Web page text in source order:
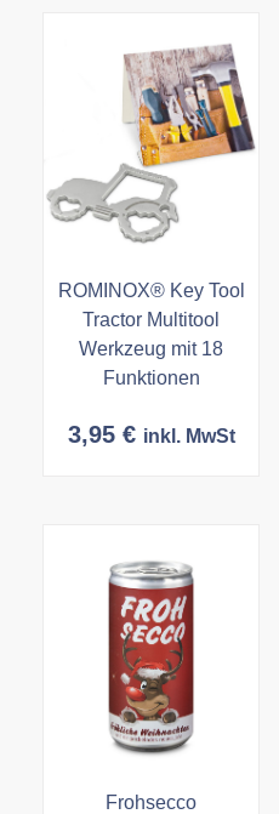
ROMINOX® Key Tool
Tractor Multitool
Werkzeug mit 18
Funktionen
3,95 € inkl. MwSt
Frohsecco